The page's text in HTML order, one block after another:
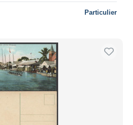
Particulier